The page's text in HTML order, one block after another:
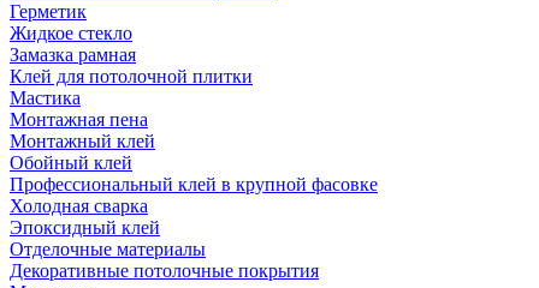
Герметик
Жидкое стекло
Замазка рамная
Клей для потолочной плитки
Мастика
Монтажная пена
Монтажный клей
Обойный клей
Профессиональный клей в крупной фасовке
Холодная сварка
Эпоксидный клей
Отделочные материалы
Декоративные потолочные покрытия